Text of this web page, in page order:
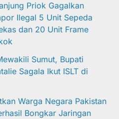
Priok Gagalkan
Ilegal 5 Unit Sepeda
dan 20 Unit Frame
Sumut, Bupati
Sagala Ikut ISLT di
Warga Negara Pakistan
Bongkar Jaringan